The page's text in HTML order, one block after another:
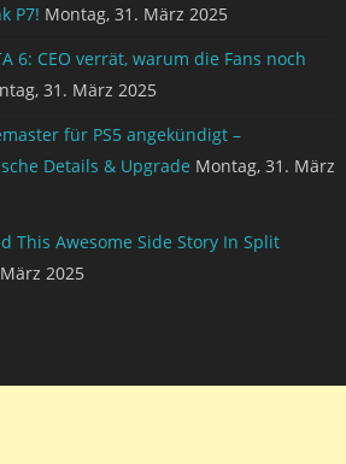
P7! Montag, 31. März 2025
6: CEO verrät, warum die Fans noch
31. März 2025
für PS5 angekündigt –
Details & Upgrade Montag, 31. März
This Awesome Side Story In Split
2025